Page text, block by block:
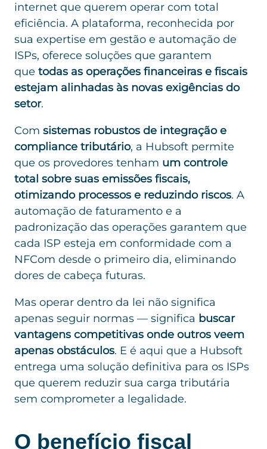
internet que querem operar com total
eficiência. A plataforma, reconhecida por
sua expertise em gestão e automação de
ISPs, oferece soluções que garantem
que todas as operações financeiras e fiscais
estejam alinhadas às novas exigências do
setor.
Com sistemas robustos de integração e
compliance tributário, a Hubsoft permite
que os provedores tenham um controle
total sobre suas emissões fiscais,
otimizando processos e reduzindo riscos. A
automação de faturamento e a
padronização das operações garantem que
cada ISP esteja em conformidade com a
NFCom desde o primeiro dia, eliminando
dores de cabeça futuras.
Mas operar dentro da lei não significa
apenas seguir normas — significa buscar
vantagens competitivas onde outros veem
apenas obstáculos. E é aqui que a Hubsoft
entrega uma solução definitiva para os ISPs
que querem reduzir sua carga tributária
sem comprometer a legalidade.
O benefício fiscal